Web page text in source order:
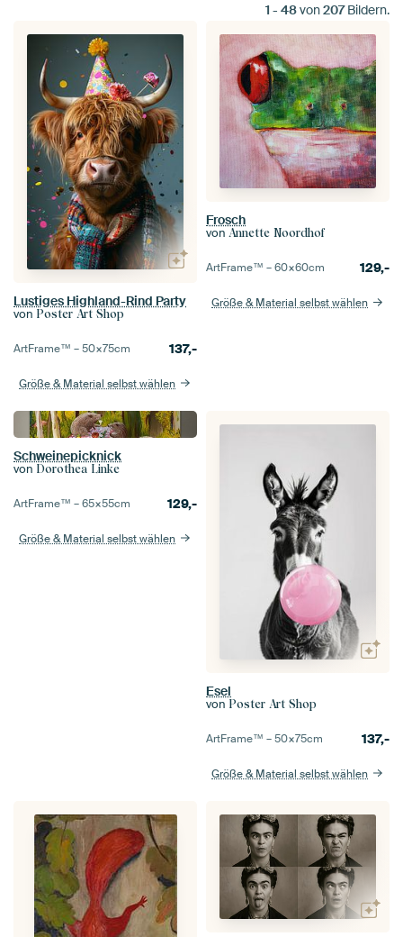
1 - 48von207Bildern.
Lustiges Highland-Rind Party
von Poster Art Shop
ArtFrame™ –50×75cm 137,-
Größe & Material selbst wählen
Frosch
von Annette Noordhof
ArtFrame™ –60×60cm 129,-
Größe & Material selbst wählen
Schweinepicknick
von Dorothea Linke
ArtFrame™ –65×55cm 129,-
Größe & Material selbst wählen
Esel
von Poster Art Shop
ArtFrame™ –50×75cm 137,-
Größe & Material selbst wählen